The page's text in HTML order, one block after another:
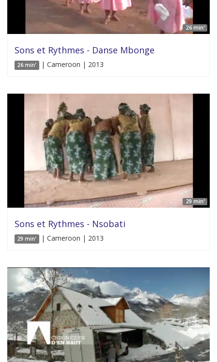
26 min'
Sons et Rythmes - Danse Mbonge
26 min' | Cameroon | 2013
29 min'
Sons et Rythmes - Nsobati
29 min' | Cameroon | 2013